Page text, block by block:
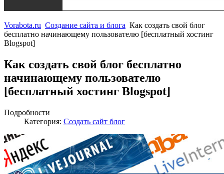
Vorabota.ru Создание сайта и блога Как создать свой блог
бесплатно начинающему пользователю [бесплатный хостинг
Blogspot]
Как создать свой блог бесплатно
начинающему пользователю
[бесплатный хостинг Blogspot]
Подробности
Категория: Создать сайт блог